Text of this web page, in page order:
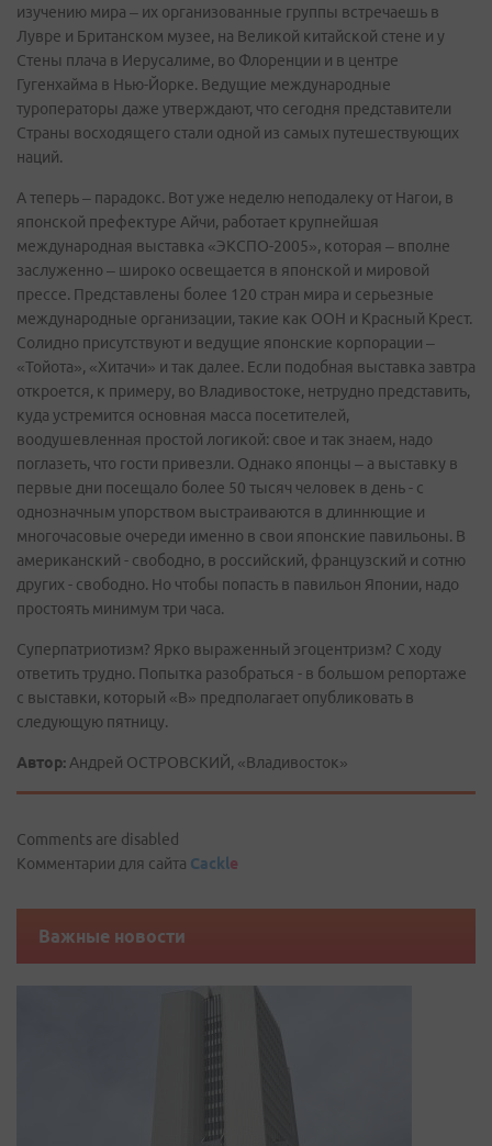
изучению мира – их организованные группы встречаешь в
Лувре и Британском музее, на Великой китайской стене и у
Стены плача в Иерусалиме, во Флоренции и в центре
Гугенхайма в Нью-Йорке. Ведущие международные
туроператоры даже утверждают, что сегодня представители
Страны восходящего стали одной из самых путешествующих
наций.
А теперь – парадокс. Вот уже неделю неподалеку от Нагои, в
японской префектуре Айчи, работает крупнейшая
международная выставка «ЭКСПО-2005», которая – вполне
заслуженно – широко освещается в японской и мировой
прессе. Представлены более 120 стран мира и серьезные
международные организации, такие как ООН и Красный Крест.
Солидно присутствуют и ведущие японские корпорации –
«Тойота», «Хитачи» и так далее. Если подобная выставка завтра
откроется, к примеру, во Владивостоке, нетрудно представить,
куда устремится основная масса посетителей,
воодушевленная простой логикой: свое и так знаем, надо
поглазеть, что гости привезли. Однако японцы – а выставку в
первые дни посещало более 50 тысяч человек в день - с
однозначным упорством выстраиваются в длиннющие и
многочасовые очереди именно в свои японские павильоны. В
американский - свободно, в российский, французский и сотню
других - свободно. Но чтобы попасть в павильон Японии, надо
простоять минимум три часа.
Суперпатриотизм? Ярко выраженный эгоцентризм? С ходу
ответить трудно. Попытка разобраться - в большом репортаже
с выставки, который «В» предполагает опубликовать в
следующую пятницу.
Автор: Андрей ОСТРОВСКИЙ, «Владивосток»
Comments are disabled
Комментарии для сайта Cackle
Важные новости